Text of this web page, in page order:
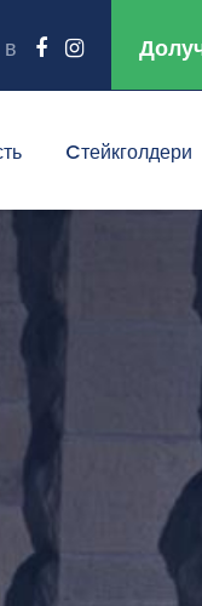
Cтейкголдери